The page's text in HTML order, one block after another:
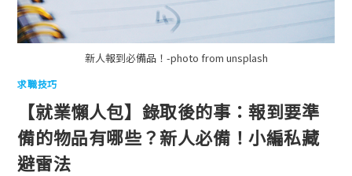
新人報到必備品！-photo from unsplash
求職技巧
【就業懶人包】錄取後的事：報到要準
備的物品有哪些？新人必備！小編私藏
避雷法